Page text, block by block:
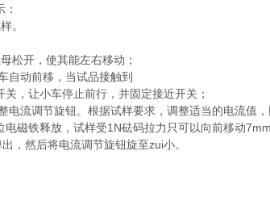
：
。
松开，使其能左右移动；
自动前移，当试品接触到
，让小车停止前行，并固定接近开关；
电流调节旋钮。根据试样要求，调整适当的电流值
磁铁释放，试样受1N砝码拉力只可以向前移动
，然后将电流调节旋钮旋至zui小。